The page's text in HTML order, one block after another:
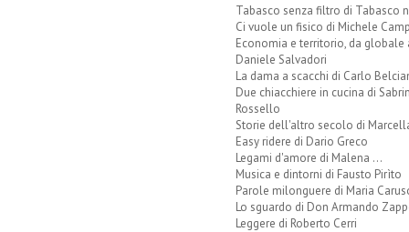
Tabasco senza filtro di Tabasco
Ci vuole un fisico di Michele
Economia e territorio, da globale
Daniele Salvadori
La dama a scacchi di Carlo
Due chiacchiere in cucina di
Rossello
Storie dell'altro secolo di
Easy ridere di Dario Greco
Legami d'amore di Malena ...
Musica e dintorni di Fausto Pirìto
Parole milonguere di Maria
Lo sguardo di Don Armando
Leggere di Roberto Cerri